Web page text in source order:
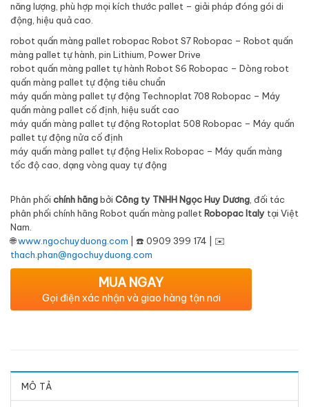
năng lượng, phù hợp mọi kích thước pallet – giải pháp đóng gói di
động, hiệu quả cao.
robot quấn màng pallet robopac Robot S7 Robopac – Robot quấn
màng pallet tự hành, pin Lithium, Power Drive
robot quấn màng pallet tự hành Robot S6 Robopac – Dòng robot
quấn màng pallet tự động tiêu chuẩn
máy quấn màng pallet tự động Technoplat 708 Robopac – Máy
quấn màng pallet cố định, hiệu suất cao
máy quấn màng pallet tự động Rotoplat 508 Robopac – Máy quấn
pallet tự động nửa cố định
máy quấn màng pallet tự động Helix Robopac – Máy quấn màng
tốc độ cao, dạng vòng quay tự động
Phân phối chính hãngbởi Công ty TNHH Ngọc Huy Dương , đối tác
phân phối chính hãng Robot quấn màng pallet Robopac Italy tại Việt
Nam.
🌐www.ngochuyduong.com | ☎️ 0909 399 174 | ✉️
thach.phan@ngochuyduong.com
MUA NGAY
Gọi điện xác nhận và giao hàng tận nơi
MÔ TẢ